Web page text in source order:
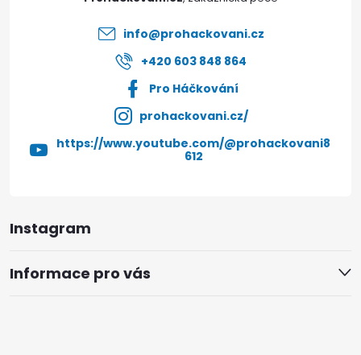
Instagram
Informace pro vás
info@prohackovani.cz
+420 603 848 864
Pro Háčkování
prohackovani.cz/
https://www.youtube.com/@prohackovani8
612